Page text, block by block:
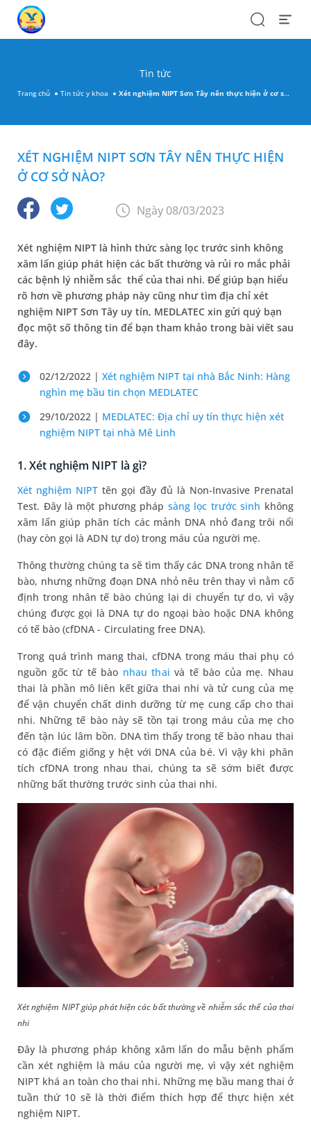
SearchOpen
Tin tức
Trang chủ Tin tức y khoa Xét nghiệm NIPT Sơn Tây nên thực hiện ở cơ sở nào?
XÉT NGHIỆM NIPT SƠN TÂY NÊN THỰC HIỆN
Ở CƠ SỞ NÀO?
Ngày 08/03/2023
Xét nghiệm NIPT là hình thức sàng lọc trước sinh không
xâm lấn giúp phát hiện các bất thường và rủi ro mắc phải
các bệnh lý nhiễm sắc thể của thai nhi. Để giúp bạn hiểu
rõ hơn về phương pháp này cũng như tìm địa chỉ xét
nghiệm NIPT Sơn Tây uy tín, MEDLATEC xin gửi quý bạn
đọc một số thông tin để bạn tham khảo trong bài viết sau
đây.
02/12/2022 | Xét nghiệm NIPT tại nhà Bắc Ninh: Hàng
nghìn mẹ bầu tin chọn MEDLATEC
29/10/2022 | MEDLATEC: Địa chỉ uy tín thực hiện xét
nghiệm NIPT tại nhà Mê Linh
1. Xét nghiệm NIPT là gì?
Xét nghiệm NIPT tên gọi đầy đủ là Non-Invasive Prenatal
Test. Đây là một phương pháp sàng lọc trước sinh không
xâm lấn giúp phân tích các mảnh DNA nhỏ đang trôi nổi
(hay còn gọi là ADN tự do) trong máu của người mẹ.
Thông thường chúng ta sẽ tìm thấy các DNA trong nhân tế
bào, nhưng những đoạn DNA nhỏ nêu trên thay vì nằm cố
định trong nhân tế bào chúng lại di chuyển tự do, vì vậy
chúng được gọi là DNA tự do ngoại bào hoặc DNA không
có tế bào (cfDNA - Circulating free DNA).
Trong quá trình mang thai, cfDNA trong máu thai phụ có
nguồn gốc từ tế bào nhau thai và tế bào của mẹ. Nhau
thai là phần mô liên kết giữa thai nhi và tử cung của mẹ
để vận chuyển chất dinh dưỡng từ mẹ cung cấp cho thai
nhi. Những tế bào này sẽ tồn tại trong máu của mẹ cho
đến tận lúc lâm bồn. DNA tìm thấy trong tế bào nhau thai
có đặc điểm giống y hệt với DNA của bé. Vì vậy khi phân
tích cfDNA trong nhau thai, chúng ta sẽ sớm biết được
những bất thường trước sinh của thai nhi.
Xét nghiệm NIPT giúp phát hiện các bất thường về nhiễm sắc thể của thai
nhi
Đây là phương pháp không xâm lấn do mẫu bệnh phẩm
cần xét nghiệm là máu của người mẹ, vì vậy xét nghiệm
NIPT khá an toàn cho thai nhi. Những mẹ bầu mang thai ở
tuần thứ 10 sẽ là thời điểm thích hợp để thực hiện xét
nghiệm NIPT.